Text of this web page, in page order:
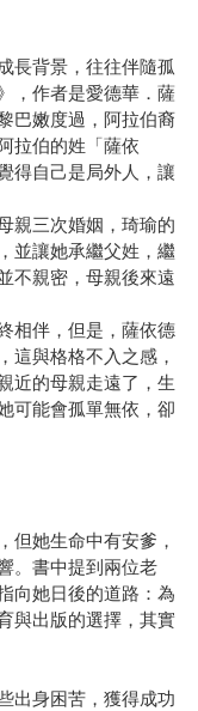
長背景，往往伴隨孤
，作者是愛德華．薩
巴嫩度過，阿拉伯裔
拉伯的姓「薩依
得自己是局外人，讓
親三次婚姻，琦瑜的
並讓她承繼父姓，繼
不親密，母親後來遠
相伴，但是，薩依德
這與格格不入之感，
近的母親走遠了，生
可能會孤單無依，卻
但她生命中有安爹，
。書中提到兩位老
向她日後的道路：為
與出版的選擇，其實
出身困苦，獲得成功